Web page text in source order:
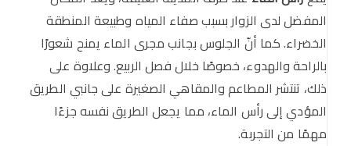
المفضل لدى الزوار بسبب صفاء المياه وطبيعة المنطقة
الخضراء. كما أنّ الجلوس بجانب مجرى الماء يمنح شعورًا
بالراحة والهدوء، خصوصًا خلال فصل الربيع. وعلاوة على
ذلك، تنتشر المطاعم والمقاهي الصغيرة على جانبي الطريق
المؤدي إلى رأس الماء، مما يجعل الطريق نفسه جزءًا
مهمًا من التجربة.